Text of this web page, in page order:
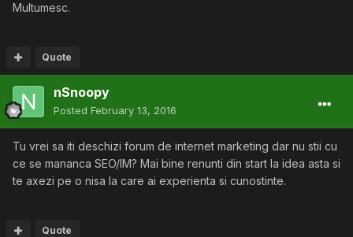
Multumesc.
Quote
nSnoopy
Posted February 13, 2016
Tu vrei sa iti deschizi forum de internet marketing dar nu stii cu
ce se mananca SEO/IM? Mai bine renunti din start la idea asta si
te axezi pe o nisa la care ai experienta si cunostinte.
Quote